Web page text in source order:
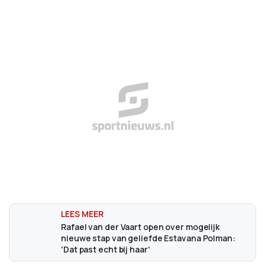
Rafael van der Vaart open over mogelijk
nieuwe stap van geliefde Estavana Polman:
'Dat past echt bij haar'